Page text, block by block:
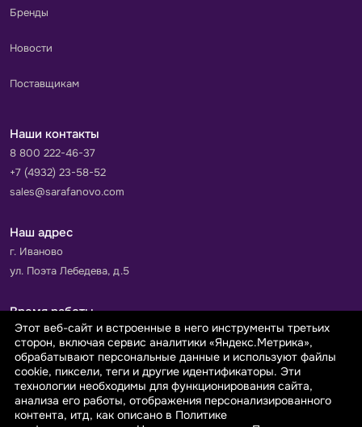
Бренды
Новости
Поставщикам
Наши контакты
8 800 222-46-37
+7 (4932) 23-58-52
sales@sarafanovo.com
Наш адрес
г. Иваново
ул. Поэта Лебедева, д.5
Время работы
Пн-Пт с 9.00 до 18.00
Сб-Вс: выходной
Принимаем к оплате
Этот веб-сайт и встроенные в него инструменты третьих
сторон, включая сервис аналитики «Яндекс.Метрика»,
обрабатывают персональные данные и используют файлы
cookie, пиксели, теги и другие идентификаторы. Эти
технологии необходимы для функционирования сайта,
анализа его работы, отображения персонализированного
контента, итд, как описано в Политике